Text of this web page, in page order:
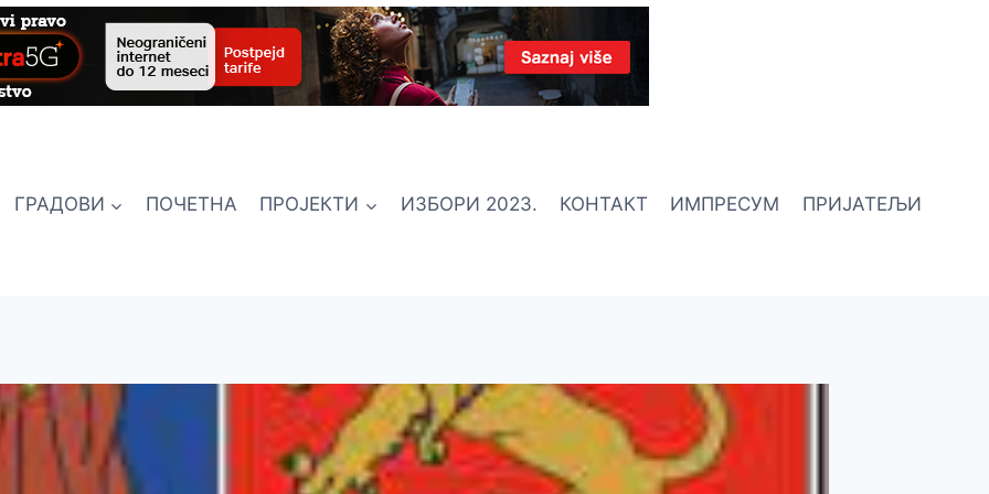
ГРАДОВИ ПОЧЕТНА ПРОЈЕКТИ ИЗБОРИ 2023. КОНТАКТ ИМПРЕСУМ ПРИЈАТЕЉИ